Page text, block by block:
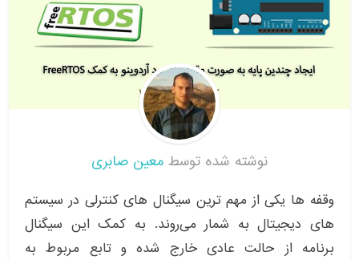
نوشته شده توسط معین صابری
وقفه ها یکی از مهم ترین سیگنال های کنترلی در سیستم
های دیجیتال به شمار می‌روند. به کمک این سیگنال
برنامه از حالت عادی خارج شده و تابع مربوط به